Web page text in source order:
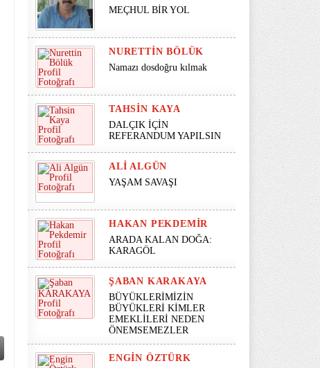
MEÇHUL BİR YOL
NURETTIN BÖLÜK
Namazı dosdoğru kılmak
TAHSIN KAYA
DALÇIK İÇİN
REFERANDUM YAPILSIN
ALI ALGÜN
YAŞAM SAVAŞI
HAKAN PEKDEMIR
ARADA KALAN DOĞA:
KARAGÖL
ŞABAN KARAKAYA
BÜYÜKLERİMİZİN
BÜYÜKLERİ KİMLER
EMEKLİLERİ NEDEN
ÖNEMSEMEZLER
ENGIN ÖZTÜRK